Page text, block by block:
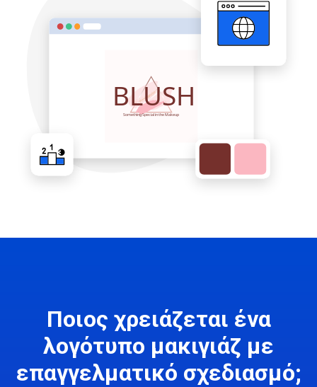
Ποιος χρειάζεται ένα
λογότυπο μακιγιάζ με
επαγγελματικό σχεδιασμό;